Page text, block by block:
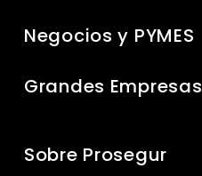
Negocios y PYMES
Grandes Empresas
Sobre Prosegur